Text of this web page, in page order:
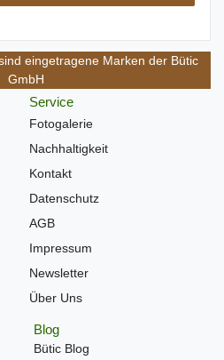
eingetragene Marken der Bütic
GmbH
Service
Fotogalerie
Nachhaltigkeit
Kontakt
Datenschutz
AGB
Impressum
Newsletter
Über Uns
Blog
Bütic Blog